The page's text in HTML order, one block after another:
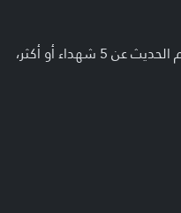
برنامج حول الشهداء في كل حلقة يتم الحديث عن 5 شهداء أو أكثر،